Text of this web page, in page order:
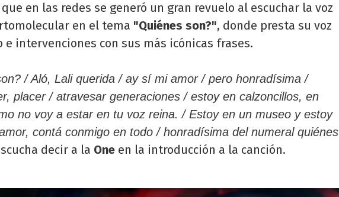
en las redes se generó un gran revuelo al escuchar la voz
en el tema "Quiénes son?", donde presta su voz
e intervenciones con sus más icónicas frases.
/ Aló, Lali querida / ay sí mi amor / pero honradísima /
placer / atravesar generaciones / estoy en calzoncillos, en
no voy a estar en tu voz reina. / Estoy en un museo y estoy
contá conmigo en todo / honradísima del numeral quiénes
decir a la One en la introducción a la canción.